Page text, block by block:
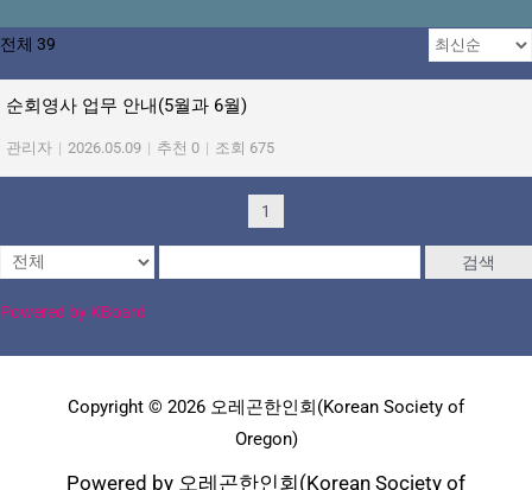
전체 39
순회영사 업무 안내(5월과 6월)
관리자 | 2026.05.09 | 추천 0 | 조회 675
1
검색
Powered by KBoard
Copyright © 2026 오레곤한인회(Korean Society of
Oregon)
Powered by 오레곤한인회(Korean Society of